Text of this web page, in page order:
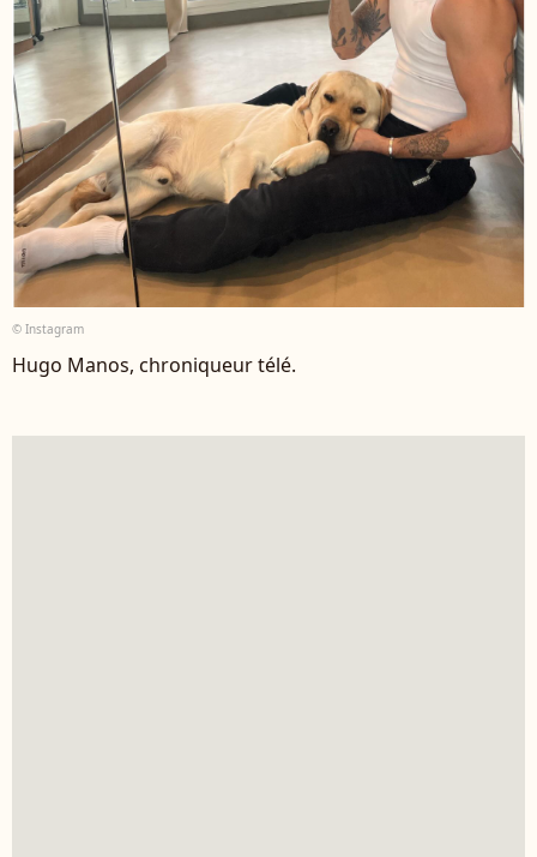
© Instagram
Hugo Manos, chroniqueur télé.